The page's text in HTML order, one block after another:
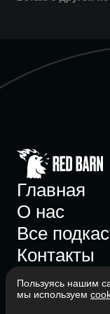
Главная
О нас
Все
Контакты
Пользуясь нашим
мы используем